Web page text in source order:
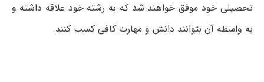
تحصیلی خود موفق خواهند شد که به رشته خود علاقه داشته و
به واسطه آن بتوانند دانش و مهارت کافی کسب کنند.